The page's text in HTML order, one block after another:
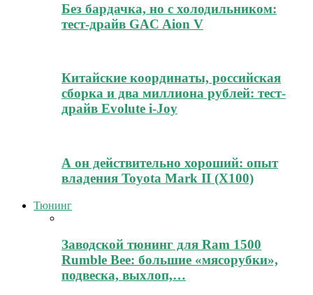
Без бардачка, но с холодильником:
тест-драйв GAC Aion V
Китайские координаты, российская
сборка и два миллиона рублей: тест-
драйв Evolute i-Joy
А он действительно хороший: опыт
владения Toyota Mark II (Х100)
Тюнинг
Заводской тюнинг для Ram 1500
Rumble Bee: большие «мясорубки»,
подвеска, выхлоп,…